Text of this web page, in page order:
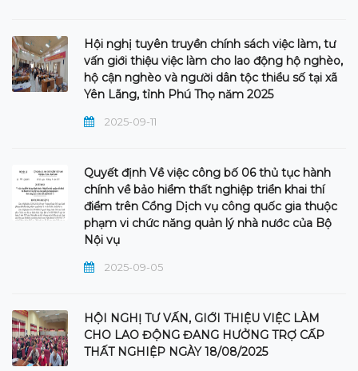
Hội nghị tuyên truyền chính sách việc làm, tư
vấn giới thiệu việc làm cho lao động hộ nghèo,
hộ cận nghèo và người dân tộc thiểu số tại xã
Yên Lãng, tỉnh Phú Thọ năm 2025
2025-09-11
Quyết định Về việc công bố 06 thủ tục hành
chính về bảo hiểm thất nghiệp triển khai thí
điểm trên Cổng Dịch vụ công quốc gia thuộc
phạm vi chức năng quản lý nhà nước của Bộ
Nội vụ
2025-09-05
HỘI NGHỊ TƯ VẤN, GIỚI THIỆU VIỆC LÀM
CHO LAO ĐỘNG ĐANG HƯỞNG TRỢ CẤP
THẤT NGHIỆP NGÀY 18/08/2025